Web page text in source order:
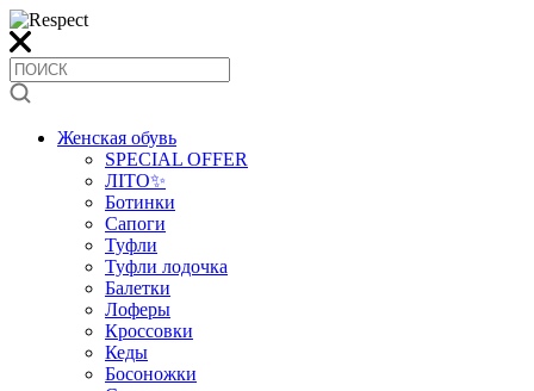
Женская обувь
SPECIAL OFFER
ЛІТО✨
Ботинки
Сапоги
Туфли
Туфли лодочка
Балетки
Лоферы
Кроссовки
Кеды
Босоножки